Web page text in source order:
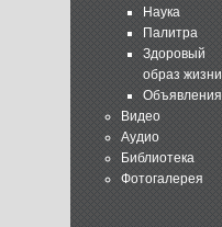
Наука
Палитра
Здоровый
образ жизни
Объявления
Видео
Аудио
Библиотека
Фотогалерея